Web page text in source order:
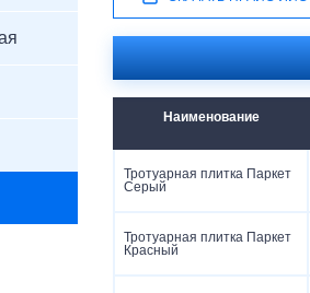
Прочность: ≥30 МПа
Морозостойкость:
Поверхность:
Наименование
Тротуарная плитка Паркет
Серый
Тротуарная плитка Паркет
Красный